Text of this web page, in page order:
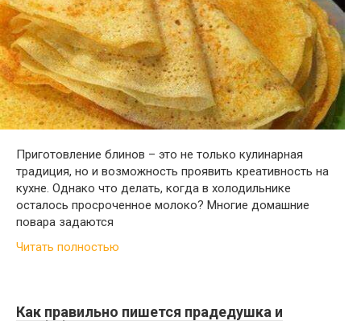
Приготовление блинов – это не только кулинарная
традиция, но и возможность проявить креативность на
кухне. Однако что делать, когда в холодильнике
осталось просроченное молоко? Многие домашние
повара задаются
Читать полностью
Как правильно пишется прадедушка и